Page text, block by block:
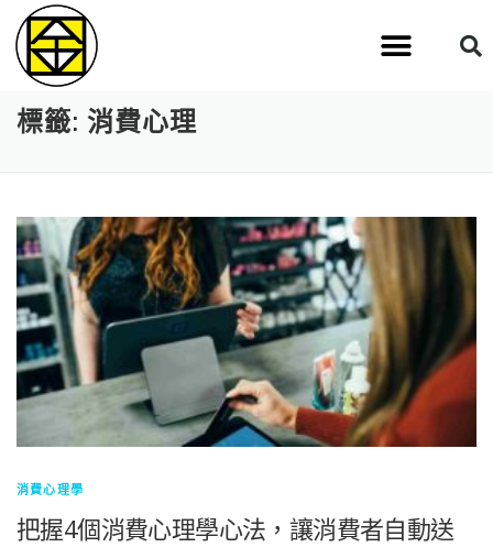
標籤: 消費心理
消費心理學
把握4個消費心理學心法，讓消費者自動送